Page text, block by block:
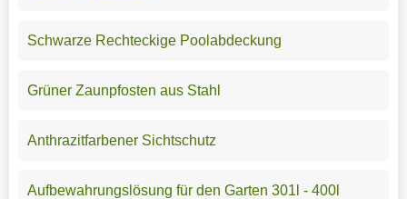
Schwarze Rechteckige Poolabdeckung
Grüner Zaunpfosten aus Stahl
Anthrazitfarbener Sichtschutz
Aufbewahrungslösung für den Garten 301l - 400l